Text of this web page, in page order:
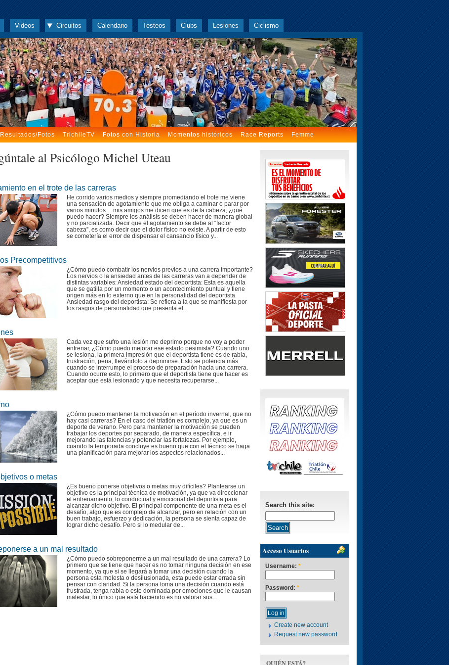
Videos Circuitos Calendario Testeos Clubs Lesiones Ciclismo
Resultados/Fotos TrichileTV Fotos con Historia Momentos históricos Race Reports Femme
al Psicólogo Michel Uteau
en el trote de las carreras
He corrido varios medios y siempre promediando el trote me viene
una sensación de agotamiento que me obliga a caminar o parar por
varios minutos… mis amigos me dicen que es de la cabeza, ¿qué
puedo hacer? Siempre los análisis se deben hacer de manera global
y no parcializada. Decir que el agotamiento se debe al “factor
cabeza”, es como decir que el dolor físico no existe. A partir de esto
se cometería el error de dispensar el cansancio físico y...
Precompetitivos
¿Cómo puedo combatir los nervios previos a una carrera importante?
Los nervios o la ansiedad antes de las carreras van a depender de
distintas variables: Ansiedad estado del deportista: Esta es aquella
que se gatilla por un momento o un acontecimiento puntual y tiene
origen más en lo externo que en la personalidad del deportista.
Ansiedad rasgo del deportista: Se refiera a la que se manifiesta por
los rasgos de personalidad que presenta el...
Cada vez que sufro una lesión me deprimo porque no voy a poder
entrenar, ¿Cómo puedo mejorar ese estado pesimista? Cuando uno
se lesiona, la primera impresión que el deportista tiene es de rabia,
frustración, pena, llevándolo a deprimirse. Esto se potencia más
cuando se interrumpe el proceso de preparación hacia una carrera.
Cuando ocurre esto, lo primero que el deportista tiene que hacer es
aceptar que está lesionado y que necesita recuperarse...
¿Cómo puedo mantener la motivación en el período invernal, que no
hay casi carreras? En el caso del triatlón es complejo, ya que es un
deporte de verano. Pero para mantener la motivación se pueden
trabajar los deportes por separado, de manera específica, e ir
mejorando las falencias y potenciar las fortalezas. Por ejemplo,
cuando la temporada concluye es bueno que con el técnico se haga
una planificación para mejorar los aspectos relacionados...
o metas
¿Es bueno ponerse objetivos o metas muy difíciles? Plantearse un
objetivo es la principal técnica de motivación, ya que va direccionar
el entrenamiento, lo conductual y emocional del deportista para
alcanzar dicho objetivo. El principal componente de una meta es el
desafío, algo que es complejo de alcanzar, pero en relación con un
buen trabajo, esfuerzo y dedicación, la persona se sienta capaz de
lograr dicho desafío. Pero si lo medular de...
a un mal resultado
¿Cómo puedo sobreponerme a un mal resultado de una carrera? Lo
primero que se tiene que hacer es no tomar ninguna decisión en ese
momento, ya que si se llegará a tomar una decisión cuando la
persona esta molesta o desilusionada, esta puede estar errada sin
pensar con claridad. Si la persona toma una decisión cuando está
frustrada, tenga rabia o este dominada por emociones que le causan
malestar, lo único que está haciendo es no valorar sus...
Search this site:
Acceso Usuarios
Username: *
Password: *
Create new account
Request new password
QUIÉN ESTÁ?